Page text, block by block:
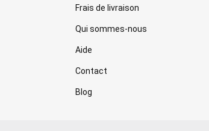
Frais de livraison
Qui sommes-nous
Aide
Contact
Blog